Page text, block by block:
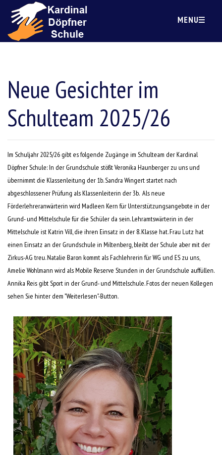
MENU
Neue Gesichter im
Schulteam 2025/26
Im Schuljahr 2025/26 gibt es folgende Zugänge im Schulteam der Kardinal
Döpfner Schule: In der Grundschule stößt Veronika Haunberger zu uns und
übernimmt die Klassenleitung der 1b. Sandra Wingert startet nach
abgeschlossener Prüfung als Klassenleiterin der 3b. Als neue
Förderlehreranwärterin wird Madleen Kern für Unterstützungsangebote in der
Grund- und Mittelschule für die Schüler da sein. Lehramtswärterin in der
Mittelschule ist Katrin Vill, die ihren Einsatz in der 8. Klasse hat. Frau Lutz hat
einen Einsatz an der Grundschule in Miltenberg, bleibt der Schule aber mit der
Zirkus-AG treu. Natalie Baron kommt als Fachlehrerin für WG und ES zu uns,
Amelie Wohlmann wird als Mobile Reserve Stunden in der Grundschule auffüllen.
Annika Reis gibt Sport in der Grund- und Mittelschule. Fotos der neuen Kollegen
sehen Sie hinter dem "Weiterlesen"-Button.